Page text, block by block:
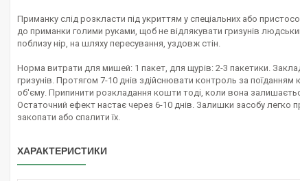
Приманку слід розкласти під укриттям у спеціальних або
до приманки голими руками, щоб не відлякувати гризунів
поблизу нір, на шляху пересування, уздовж стін.
Норма витрати для мишей: 1 пакет, для щурів: 2-3 пакетики.
гризунів. Протягом 7-10 днів здійснювати контроль за
об'єму. Припинити розкладання кошти тоді, коли вона
Остаточний ефект настає через 6-10 днів. Залишки засобу легко
закопати або спалити їх.
ХАРАКТЕРИСТИКИ